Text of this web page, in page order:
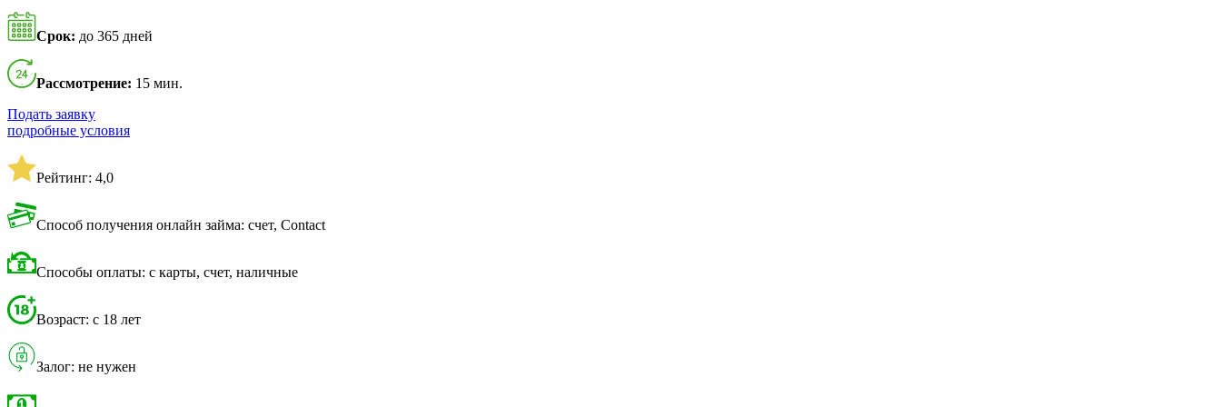
Срок: до 365 дней
Рассмотрение: 15 мин.
Подать заявку
подробные условия
Рейтинг: 4,0
Способ получения онлайн займа: счет, Contact
Способы оплаты: с карты, счет, наличные
Возраст: с 18 лет
Залог: не нужен